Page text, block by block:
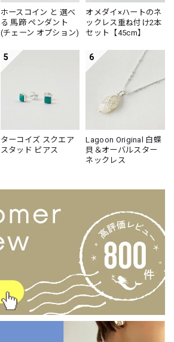
ホースコイン と 選べ
る 馬蹄 ペンダント
(チェーン オプション)
オメダイ×ハートのネ
ックレス重ね付け2本
セット【45cm】
5
ターコイズ スクエア
スタッド ピアス
6
Lagoon Original 白蝶
貝＆オーバルスター
ネックレス